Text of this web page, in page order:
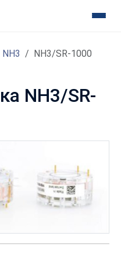
NH3/SR-1000
NH3/SR-